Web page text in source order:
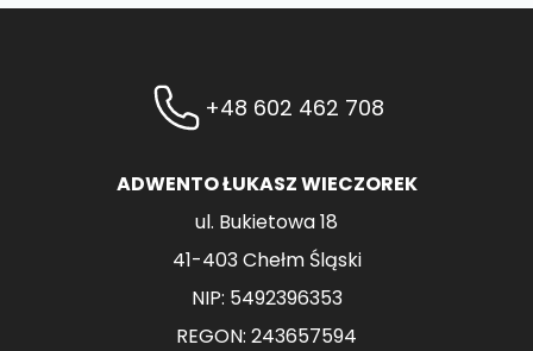
+48 602 462 708
ADWENTO ŁUKASZ WIECZOREK
ul. Bukietowa 18
41-403 Chełm Śląski
NIP: 5492396353
REGON: 243657594